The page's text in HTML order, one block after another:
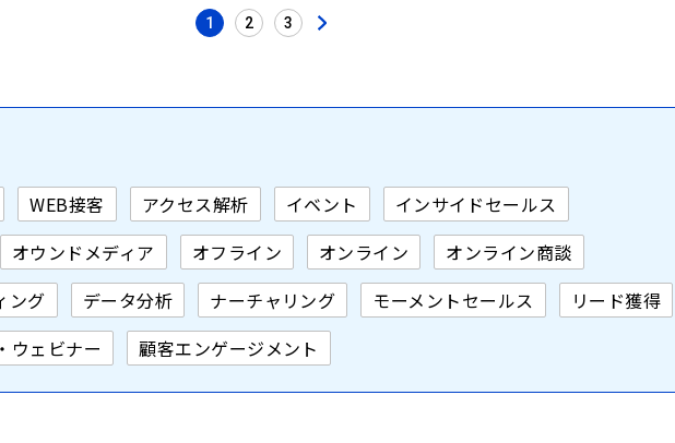
投
1 2 3
WEB接客 アクセス解析 イベント
インサイドセールス
オウンドメディア オフライン オンライン
オンライン商談
ング
データ分析 ナーチャリング モーメントセールス
リード獲得
ウェビナー 顧客エンゲージメント